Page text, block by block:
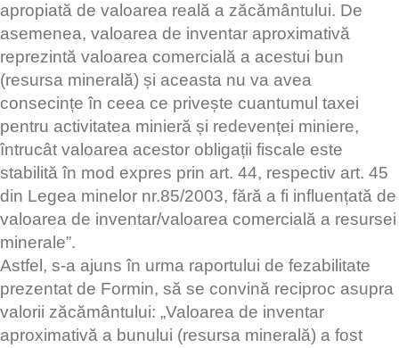
apropiată de valoarea reală a zăcământului. De
asemenea, valoarea de inventar aproximativă
reprezintă valoarea comercială a acestui bun
(resursa minerală) și aceasta nu va avea
consecințe în ceea ce privește cuantumul taxei
pentru activitatea minieră și redevenței miniere,
întrucât valoarea acestor obligații fiscale este
stabilită în mod expres prin art. 44, respectiv art. 45
din Legea minelor nr.85/2003, fără a fi influențată de
valoarea de inventar/valoarea comercială a resursei
minerale”.
Astfel, s-a ajuns în urma raportului de fezabilitate
prezentat de Formin, să se convină reciproc asupra
valorii zăcământului: „Valoarea de inventar
aproximativă a bunului (resursa minerală) a fost